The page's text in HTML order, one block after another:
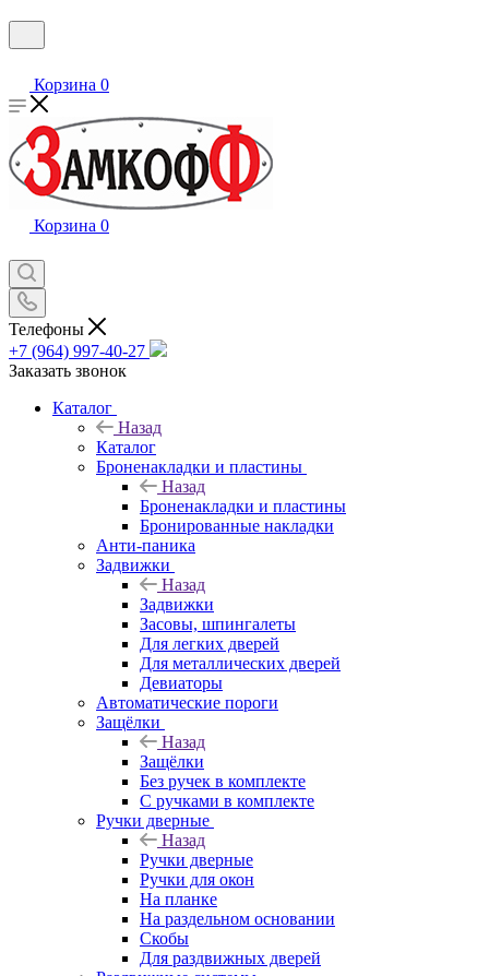
Корзина 0
Корзина 0
Телефоны
+7 (964) 997-40-27
Заказать звонок
Каталог
Назад
Каталог
Броненакладки и пластины
Назад
Броненакладки и пластины
Бронированные накладки
Анти-паника
Задвижки
Назад
Задвижки
Засовы, шпингалеты
Для легких дверей
Для металлических дверей
Девиаторы
Автоматические пороги
Защёлки
Назад
Защёлки
Без ручек в комплекте
С ручками в комплекте
Ручки дверные
Назад
Ручки дверные
Ручки для окон
На планке
На раздельном основании
Скобы
Для раздвижных дверей